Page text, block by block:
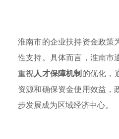
淮南市的企业扶持资金政策
性支持。具体而言，淮南市
重视人才保障机制的优化，
资源和确保资金使用效益，
步发展成为区域经济中心。